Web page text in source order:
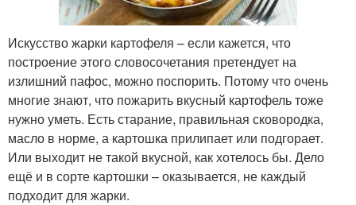
Искусство жарки картофеля – если кажется, что
построение этого словосочетания претендует на
излишний пафос, можно поспорить. Потому что очень
многие знают, что пожарить вкусный картофель тоже
нужно уметь. Есть старание, правильная сковородка,
масло в норме, а картошка прилипает или подгорает.
Или выходит не такой вкусной, как хотелось бы. Дело
ещё и в сорте картошки – оказывается, не каждый
подходит для жарки.